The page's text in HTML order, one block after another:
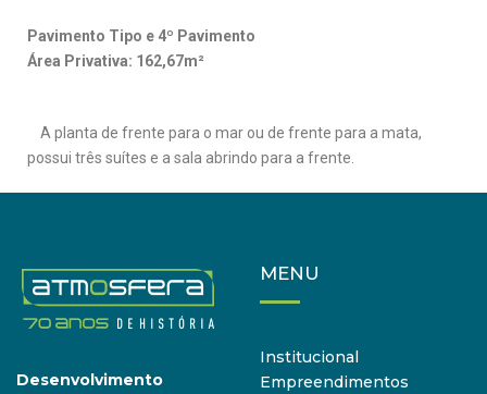
Pavimento Tipo e 4º Pavimento
Área Privativa: 162,67m²
A planta de frente para o mar ou de frente para a mata,
possui três suítes e a sala abrindo para a frente.
Desenvolvimento
MENU
Institucional
Empreendimentos